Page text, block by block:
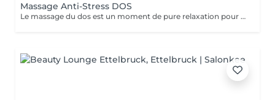
Massage Anti-Stress DOS
Le massage du dos est un moment de pure relaxation pour soulager cette zone sensible aux tensions générées par le stress et la fatigue. Ce soin relaxant favorise le lâcher-prise. Le massage commence par des mouvements de lissage (des caresses sur le dos effectuées avec la pulpe des doigts). On enchaîne ensuite avec des manuvres plus chauffantes pour travailler les muscles superficiels. Enfin, on exerce des mouvements de pétrissage, plus vifs, qui permettent de s'attaquer aux muscles profonds et de désengorger les tensions et de dénouer les nuds.